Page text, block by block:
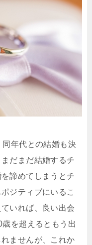
年代との結婚も決
だまだ結婚するチ
諦めてしまうとチ
ジティブにいるこ
いれば、良い出会
を超えるともう出
ませんが、これか